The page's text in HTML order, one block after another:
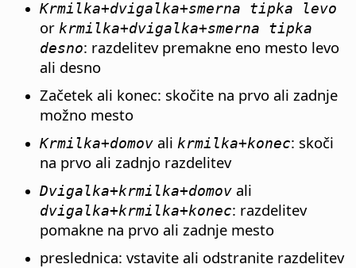
Krmilka+dvigalka+smerna tipka levo
or krmilka+dvigalka+smerna tipka
desno: razdelitev premakne eno mesto levo
ali desno
Začetek ali konec: skočite na prvo ali zadnje
možno mesto
Krmilka+domov ali krmilka+konec: skoči
na prvo ali zadnjo razdelitev
Dvigalka+krmilka+domov ali
dvigalka+krmilka+konec: razdelitev
pomakne na prvo ali zadnje mesto
preslednica: vstavite ali odstranite razdelitev